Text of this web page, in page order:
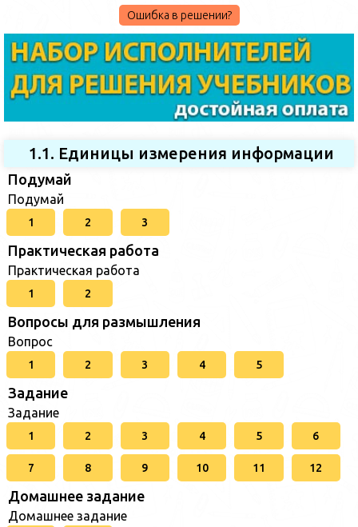
Ошибка в решении?
1.1. Единицы измерения информации
Подумай
Подумай
1 2 3
Практическая работа
Практическая работа
1 2
Вопросы для размышления
Вопрос
1 2 3 4 5
Задание
Задание
1 2 3 4 5 6
7 8 9 10 11 12
Домашнее задание
Домашнее задание